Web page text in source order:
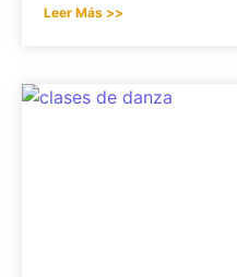
Leer Más >>